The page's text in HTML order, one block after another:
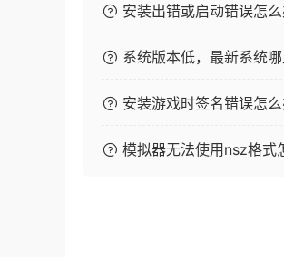
安装出错或启动错误怎么
系统版本低，最新系统哪
安装游戏时签名错误怎么
模拟器无法使用nsz格式